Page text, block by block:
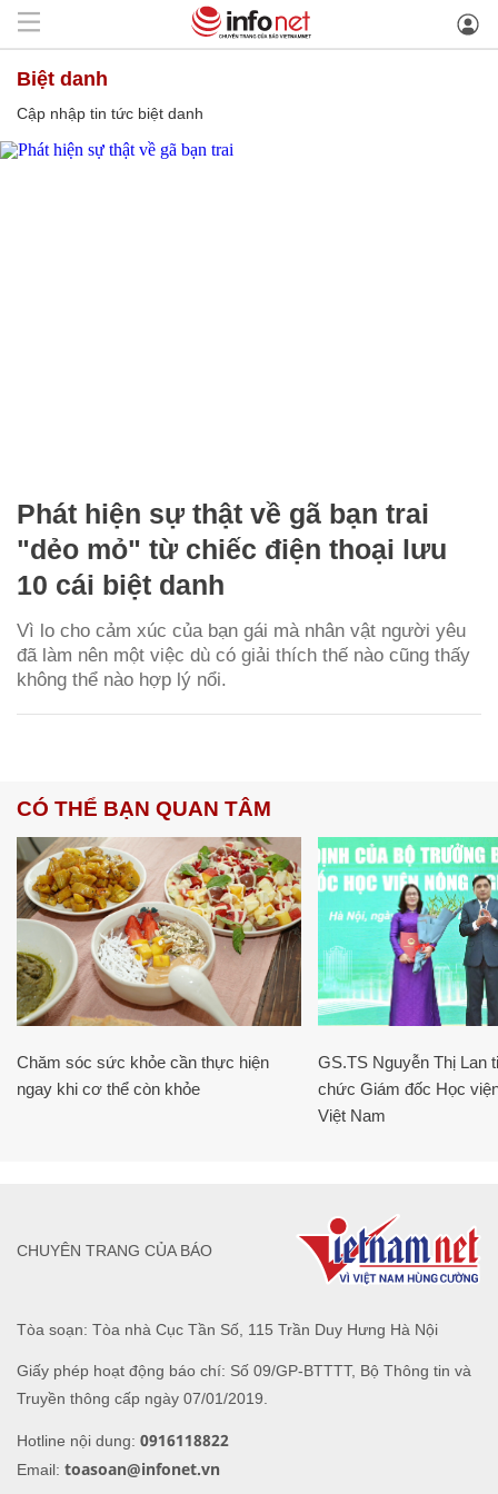
biệt danh
Cập nhập tin tức biệt danh
Phát hiện sự thật về gã bạn trai
"dẻo mỏ" từ chiếc điện thoại lưu
10 cái biệt danh
Vì lo cho cảm xúc của bạn gái mà nhân vật người yêu
đã làm nên một việc dù có giải thích thế nào cũng thấy
không thể nào hợp lý nổi.
CÓ THỂ BẠN QUAN TÂM
Chăm sóc sức khỏe cần thực hiện
ngay khi cơ thể còn khỏe
GS.TS Nguyễn Thị Lan
chức Giám đốc Học
Việt Nam
Tòa soạn: Tòa nhà Cục Tần Số, 115 Trần Duy Hưng Hà Nội
Giấy phép hoạt động báo chí: Số 09/GP-BTTTT, Bộ Thông tin và
Truyền thông cấp ngày 07/01/2019.
Hotline nội dung: 0916118822
Email: toasoan@infonet.vn
CHUYÊN TRANG CỦA BÁO